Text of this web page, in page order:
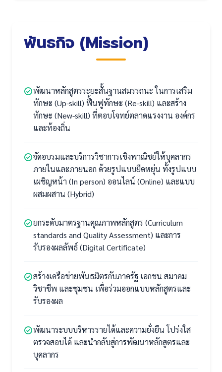
พันธกิจ (Mission)
พัฒนาหลักสูตรระยะสั้นฐานสมรรถนะ ในการเสริม
ทักษะ (Up-skill) ฟื้นฟูทักษะ (Re-skill) และสร้าง
ทักษะ (New-skill) ที่ตอบโจทย์ตลาดแรงงาน องค์กร
และท้องถิ่น
จัดอบรมและบริการวิชาการเชิงพาณิชย์ให้บุคลากร
ภายในและภายนอก ด้วยรูปแบบยืดหยุ่น ทั้งรูปแบบ
เผชิญหน้า (In person) ออนไลน์ (Online) และแบบ
ผสมผสาน (Hybrid)
ยกระดับมาตรฐานคุณภาพหลักสูตร (Curriculum
standards and Quality Assessment) และการ
รับรองผลลัพธ์ (Digital Certificate)
สร้างเครือข่ายพันธมิตรกับภาครัฐ เอกชน สมาคม
วิชาชีพ และชุมชน เพื่อร่วมออกแบบหลักสูตรและ
รับรองผล
พัฒนาระบบบริหารรายได้และความยั่งยืน โปร่งใส
ตรวจสอบได้ และนำกลับสู่การพัฒนาหลักสูตรและ
บุคลากร